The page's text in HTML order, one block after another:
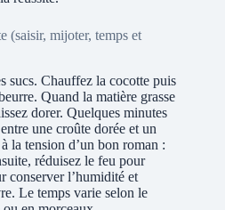
(saisir, mijoter, temps et
sucs. Chauffez la cocotte puis
Quand la matière grasse
dorer. Quelques minutes
une croûte dorée et un
la tension d’un bon roman :
réduisez le feu pour
conserver l’humidité et
Le temps varie selon le